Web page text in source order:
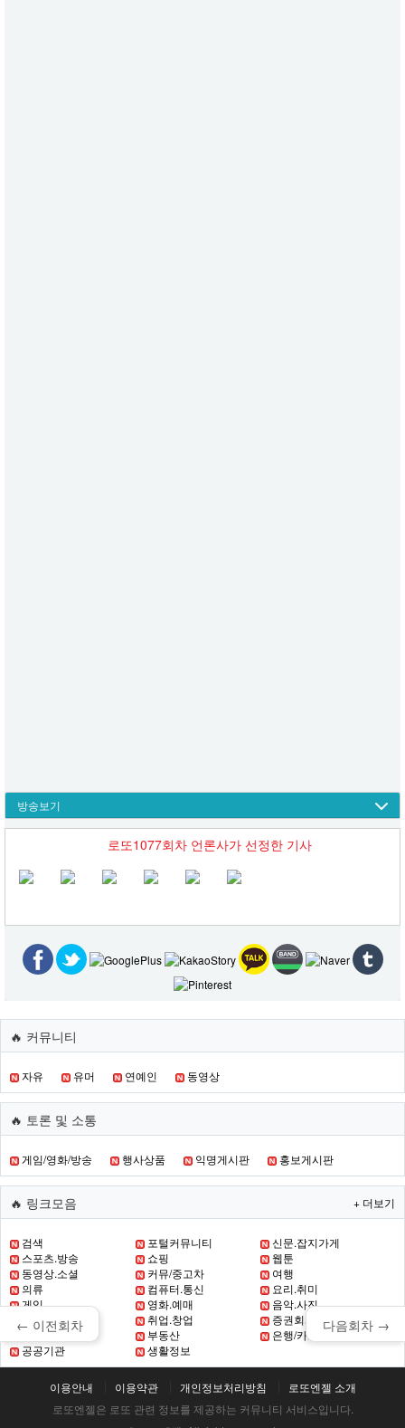
방송보기
← 이전회차 다음회차 →
로또1077회차 언론사가 선정한 기사
🔥 커뮤니티
자유 유머 연예인 동영상
🔥 토론 및 소통
게임/영화/방송 행사상품 익명게시판 홍보게시판
🔥 링크모음 + 더보기
검색 포털커뮤니티
신문.잡지가게
스포츠.방송
쇼핑
웹툰
동영상.소셜
커뮤/중고차
여행
의류
컴퓨터.통신
요리.취미
게임
영화.예매
음악.사진
초.중.고 교육
취업.창업
증권회사
증권
부동산
은행/카드
공공기관
생활정보
이용안내 이용약관 개인정보처리방침
로또엔젤 소개
로또엔젤은 로또 관련 정보를 제공하는 커뮤니티 서비스입니다.